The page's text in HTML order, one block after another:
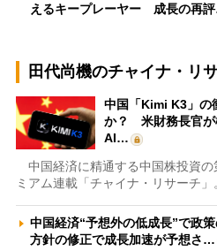
えるキープレーヤー 成長の再
田代尚機のチャイナ・リ
中国「Kimi K3」の
か？ 米財務長官が
AI…
中国経済に精通する中国株投資の
ミアム連載「チャイナ・リサーチ」
中国経済“予想外の低成長”で政
方針の修正で成長加速が予想さ…